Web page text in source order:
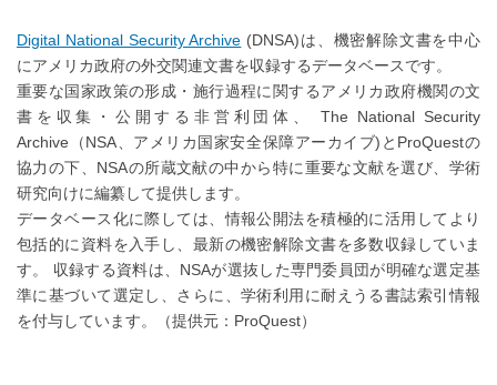
Digital National Security Archive (DNSA)は、機密解除文書を中心
にアメリカ政府の外交関連文書を収録するデータベースです。
重要な国家政策の形成・施行過程に関するアメリカ政府機関の文
書を収集・公開する非営利団体、 The National Security
Archive（NSA、アメリカ国家安全保障アーカイブ)とProQuestの
協力の下、NSAの所蔵文献の中から特に重要な文献を選び、学術
研究向けに編纂して提供します。
データベース化に際しては、情報公開法を積極的に活用してより
包括的に資料を入手し、最新の機密解除文書を多数収録していま
す。 収録する資料は、NSAが選抜した専門委員団が明確な選定基
準に基づいて選定し、さらに、学術利用に耐えうる書誌索引情報
を付与しています。（提供元：ProQuest）